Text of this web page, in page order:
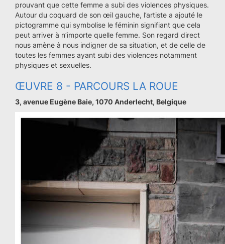
prouvant que cette femme a subi des violences physiques.
Autour du coquard de son œil gauche, l’artiste a ajouté le
pictogramme qui symbolise le féminin signifiant que cela
peut arriver à n’importe quelle femme. Son regard direct
nous amène à nous indigner de sa situation, et de celle de
toutes les femmes ayant subi des violences notamment
physiques et sexuelles.
ŒUVRE 8 - PARCOURS LA ROUE
3, avenue Eugène Baie, 1070 Anderlecht, Belgique